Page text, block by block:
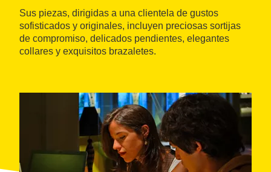
Sus piezas, dirigidas a una clientela de gustos
sofisticados y originales, incluyen preciosas sortijas
de compromiso, delicados pendientes, elegantes
collares y exquisitos brazaletes.